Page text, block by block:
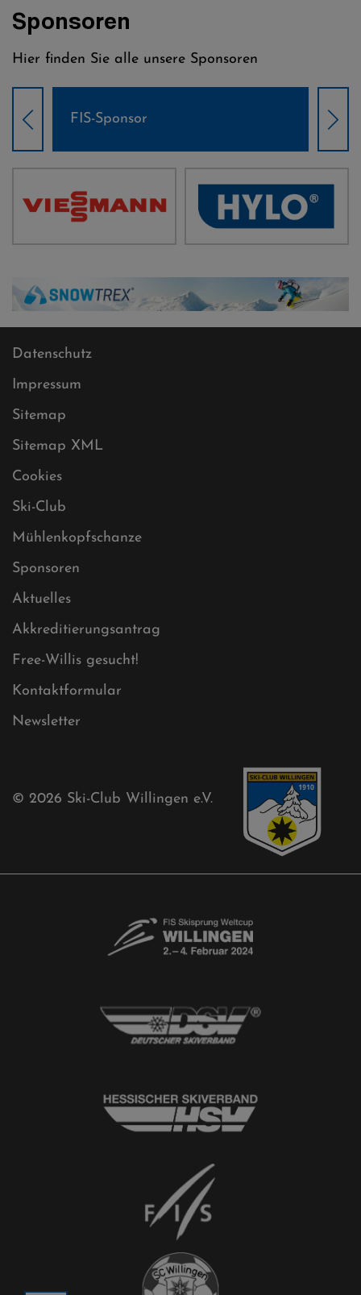
Sponsoren
Hier finden Sie alle unsere Sponsoren
Weltcup-Sponsoren Damen
Free-Willis gesucht!
Ski-Club Willingen e.V.